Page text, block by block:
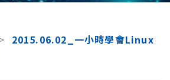
> 2015.06.02_一小時學會Linux